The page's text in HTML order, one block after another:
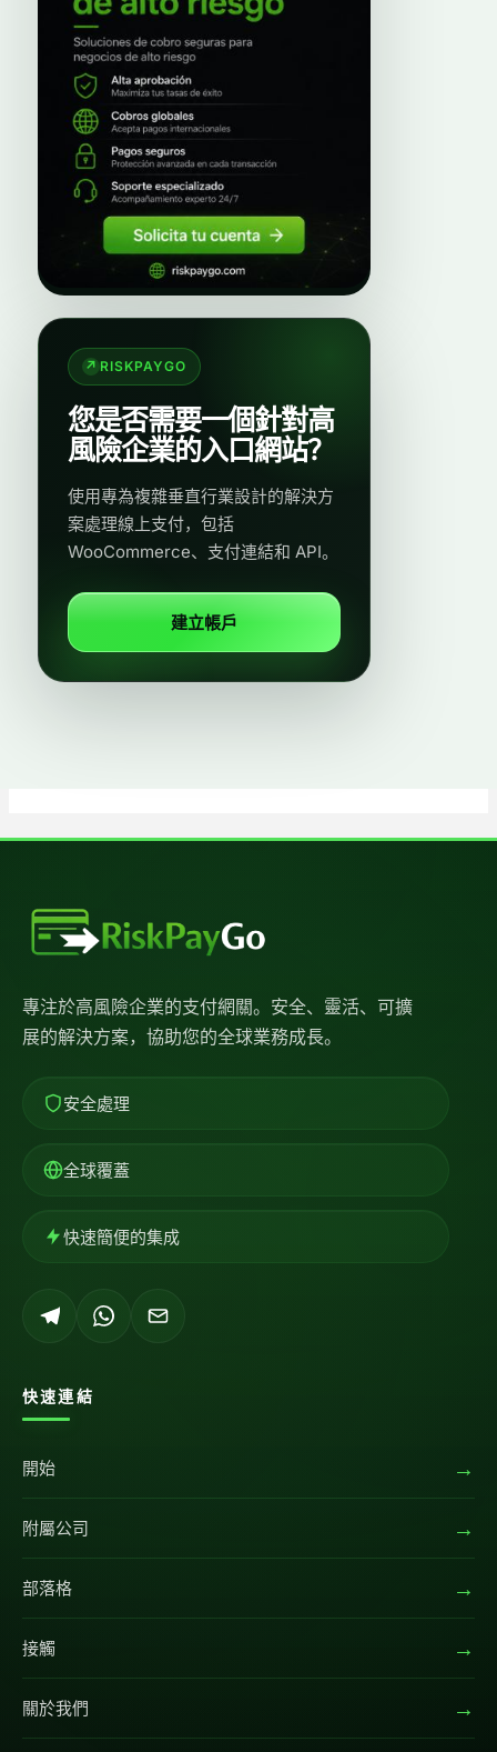
RISKPAYGO
您是否需要一個針對高
風險企業的入口網站？
使用專為複雜垂直行業設計的解決方
案處理線上支付，包括
WooCommerce、支付連結和 API。
建立帳戶
專注於高風險企業的支付網關。安全、靈活、可擴
展的解決方案，協助您的全球業務成長。
安全處理
全球覆蓋
快速簡便的集成
快速連結
開始 →
附屬公司 →
部落格 →
接觸 →
關於我們 →